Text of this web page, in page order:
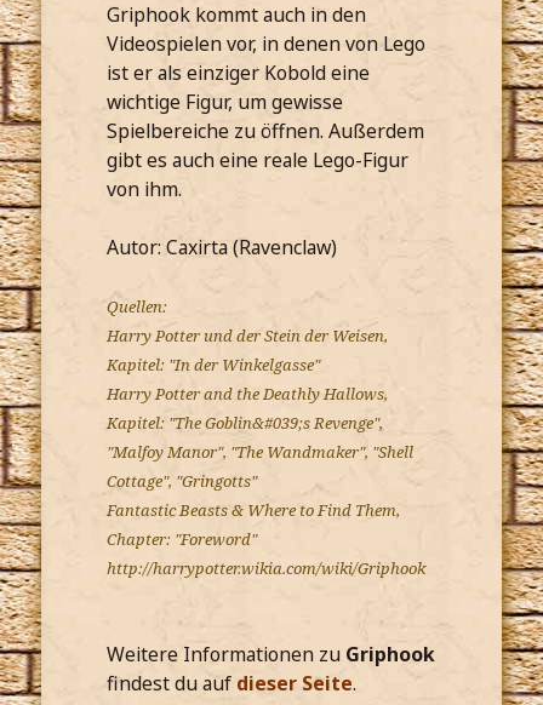
Griphook kommt auch in den
Videospielen vor, in denen von Lego
ist er als einziger Kobold eine
wichtige Figur, um gewisse
Spielbereiche zu öffnen. Außerdem
gibt es auch eine reale Lego-Figur
von ihm.
Autor: Caxirta (Ravenclaw)
Quellen:
Harry Potter und der Stein der Weisen,
Kapitel: "In der Winkelgasse"
Harry Potter and the Deathly Hallows,
Kapitel: "The Goblin&#039;s Revenge",
"Malfoy Manor", "The Wandmaker", "Shell
Cottage", "Gringotts"
Fantastic Beasts & Where to Find Them,
Chapter: "Foreword"
http://harrypotter.wikia.com/wiki/Griphook
Weitere Informationen zu Griphook
findest du auf dieser Seite.